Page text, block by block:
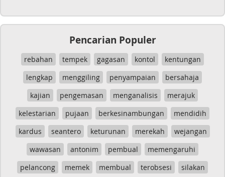
Pencarian Populer
rebahan tempek gagasan kontol
kentungan
lengkap
menggiling penyampaian
bersahaja
kajian
pengemasan menganalisis
merajuk
kelestarian
pujaan berkesinambungan
mendidih
kardus
seantero keturunan merekah
wejangan
wawasan
antonim pembual
memengaruhi
pelancong
memek membual terobsesi
silakan